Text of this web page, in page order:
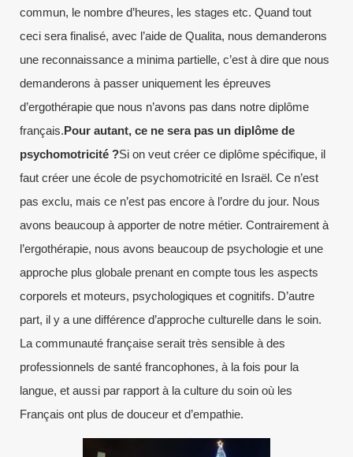
commun, le nombre d’heures, les stages etc. Quand tout
ceci sera finalisé, avec l’aide de Qualita, nous demanderons
une reconnaissance a minima partielle, c’est à dire que nous
demanderons à passer uniquement les épreuves
d’ergothérapie que nous n’avons pas dans notre diplôme
français.Pour autant, ce ne sera pas un diplôme de
psychomotricité ?Si on veut créer ce diplôme spécifique, il
faut créer une école de psychomotricité en Israël. Ce n’est
pas exclu, mais ce n’est pas encore à l’ordre du jour. Nous
avons beaucoup à apporter de notre métier. Contrairement à
l’ergothérapie, nous avons beaucoup de psychologie et une
approche plus globale prenant en compte tous les aspects
corporels et moteurs, psychologiques et cognitifs. D’autre
part, il y a une différence d’approche culturelle dans le soin.
La communauté française serait très sensible à des
professionnels de santé francophones, à la fois pour la
langue, et aussi par rapport à la culture du soin où les
Français ont plus de douceur et d’empathie.